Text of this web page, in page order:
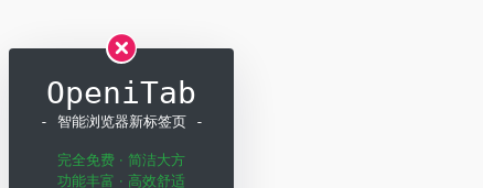
OpeniTab
- 智能浏览器新标签页 -
完全免费 · 简洁大方
功能丰富 · 高效舒适